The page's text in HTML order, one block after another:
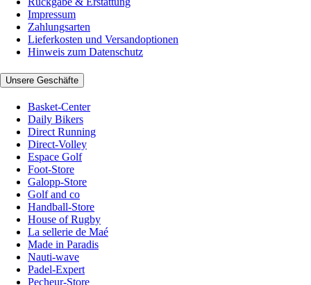
Impressum
Zahlungsarten
Lieferkosten und Versandoptionen
Hinweis zum Datenschutz
Unsere Geschäfte
Basket-Center
Daily Bikers
Direct Running
Direct-Volley
Espace Golf
Foot-Store
Galopp-Store
Golf and co
Handball-Store
House of Rugby
La sellerie de Maé
Made in Paradis
Nauti-wave
Padel-Expert
Pecheur-Store